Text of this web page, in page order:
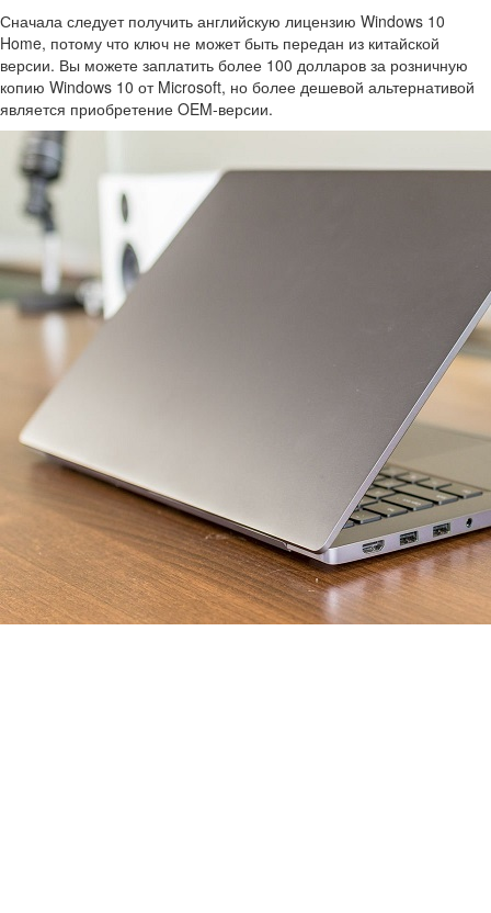
Сначала следует получить английскую лицензию Windows 10
Home, потому что ключ не может быть передан из китайской
версии. Вы можете заплатить более 100 долларов за розничную
копию Windows 10 от Microsoft, но более дешевой альтернативой
является приобретение OEM-версии.